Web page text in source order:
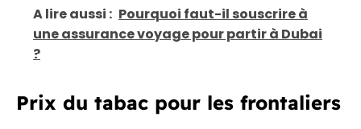
A lire aussi : Pourquoi faut-il souscrire à
une assurance voyage pour partir à Dubai
?
Prix du tabac pour les frontaliers